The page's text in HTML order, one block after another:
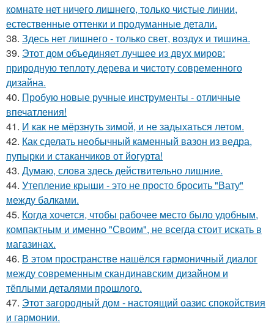
комнате нет ничего лишнего, только чистые линии,
естественные оттенки и продуманные детали.
38. Здесь нет лишнего - только свет, воздух и тишина.
39. Этот дом объединяет лучшее из двух миров:
природную теплоту дерева и чистоту современного
дизайна.
40. Пробую новые ручные инструменты - отличные
впечатления!
41. И как не мёрзнуть зимой, и не задыхаться летом.
42. Как сделать необычный каменный вазон из ведра,
пупырки и стаканчиков от йогурта!
43. Думаю, слова здесь действительно лишние.
44. Утепление крыши - это не просто бросить "Вату"
между балками.
45. Когда хочется, чтобы рабочее место было удобным,
компактным и именно "Своим", не всегда стоит искать в
магазинах.
46. В этом пространстве нашёлся гармоничный диалог
между современным скандинавским дизайном и
тёплыми деталями прошлого.
47. Этот загородный дом - настоящий оазис спокойствия
и гармонии.